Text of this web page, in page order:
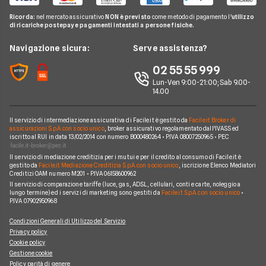
Pay TV
Noleggio Lungo Termine
News
Chi siamo
Perché scegliere Facile.it
Mappa del sito
Offerte SIM solo dati
Offerte Fastweb Mobile
Offerte PosteMobile
Offerte Iliad
Offerte Ho Mobile
Offerte Very Mobile
Offerte Coop Voce
Compagnie Telefoniche
Glossario Telefonia
Notizie Telefonia
Argomenti in evidenza Telefonia
Cambiare operatore telefonico
Ricorda: nel mercato assicurativo NON è previsto come metodo di pagamento l'utilizzo
di ricariche postepay e pagamenti intestati a persone fisiche.
Navigazione sicura: Serve assistenza?
02 55 55 999
Lun-Ven 9:00-21:00; Sab 9.00-
14.00
Il servizio di intermediazione assicurativa di Facile.it è gestito da Facile.it Broker di
assicurazioni S.p.A. con socio unico, broker assicurativo regolamentato dall'IVASS ed
iscritto al RUI in data 13/02/2014 con numero B000480264 • P.IVA 08007250965 • PEC
Il servizio di mediazione creditizia per i mutui e per il credito al consumo di Facile.it è
gestito da Facile.it Mediazione Creditizia S.p.A. con socio unico , iscrizione Elenco Mediatori
Creditizi OAM numero M201 • P.IVA 06158600962
Il servizio di comparazione tariffe (luce, gas, ADSL, cellulari, conti e carte, noleggio a
lungo termine) ed i servizi di marketing sono gestiti da Facile.it S.p.A. con socio unico•
P.IVA 07902950968
Condizioni Generali di Utilizzo del Servizio
Privacy policy
Cookie policy
Gestione cookie
Policy parità di genere